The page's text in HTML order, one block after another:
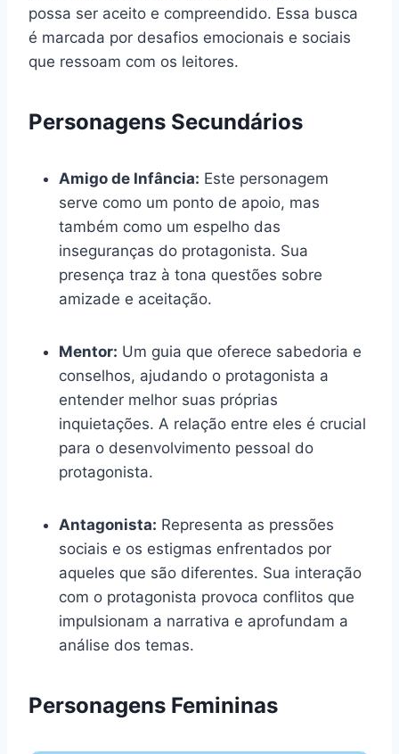
possa ser aceito e compreendido. Essa busca
é marcada por desafios emocionais e sociais
que ressoam com os leitores.
Personagens Secundários
Amigo de Infância: Este personagem
serve como um ponto de apoio, mas
também como um espelho das
inseguranças do protagonista. Sua
presença traz à tona questões sobre
amizade e aceitação.
Mentor: Um guia que oferece sabedoria e
conselhos, ajudando o protagonista a
entender melhor suas próprias
inquietações. A relação entre eles é crucial
para o desenvolvimento pessoal do
protagonista.
Antagonista: Representa as pressões
sociais e os estigmas enfrentados por
aqueles que são diferentes. Sua interação
com o protagonista provoca conflitos que
impulsionam a narrativa e aprofundam a
análise dos temas.
Personagens Femininas